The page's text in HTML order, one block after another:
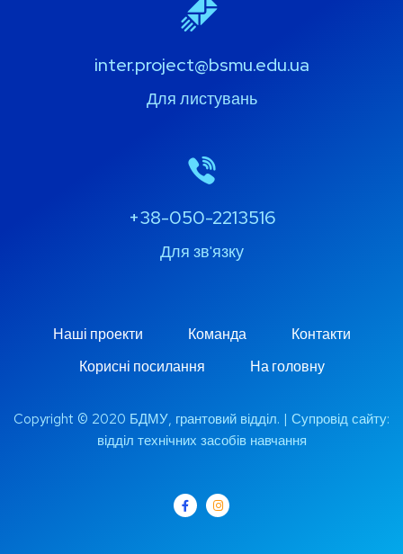
inter.project@bsmu.edu.ua
Для листувань
+38-050-2213516
Для зв'язку
Наші проекти Команда
Контакти
Корисні посилання
На головну
Copyright © 2020 БДМУ, грантовий відділ. | Супровід сайту:
відділ технічних засобів навчання